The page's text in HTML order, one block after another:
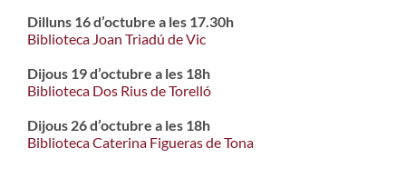
Dilluns 16 d’octubre a les 17.30h
Biblioteca Joan Triadú de Vic
Dijous 19 d’octubre a les 18h
Biblioteca Dos Rius de Torelló
Dijous 26 d’octubre a les 18h
Biblioteca Caterina Figueras de Tona